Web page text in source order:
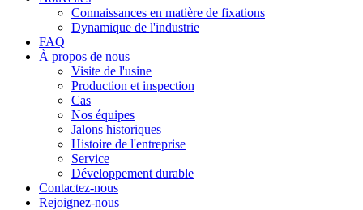
Connaissances en matière de fixations
Dynamique de l'industrie
FAQ
À propos de nous
Visite de l'usine
Production et inspection
Cas
Nos équipes
Jalons historiques
Histoire de l'entreprise
Service
Développement durable
Contactez-nous
Rejoignez-nous